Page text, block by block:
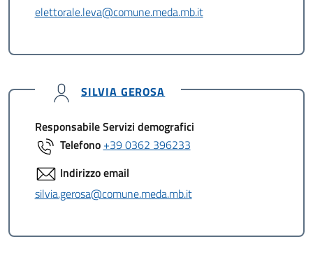
elettorale.leva@comune.meda.mb.it
SILVIA GEROSA
Responsabile Servizi demografici
Telefono +39 0362 396233
Indirizzo email
silvia.gerosa@comune.meda.mb.it